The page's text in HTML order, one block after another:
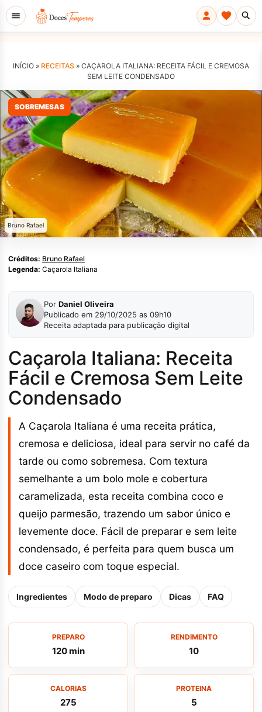
INÍCIO » RECEITAS » CAÇAROLA ITALIANA: RECEITA FÁCIL E CREMOSA
SEM LEITE CONDENSADO
SOBREMESAS
Bruno Rafael
Créditos: Bruno Rafael
Legenda: Caçarola Italiana
Por Daniel Oliveira
Publicado em 29/10/2025 as 09h10
Receita adaptada para publicação digital
Caçarola Italiana: Receita
Fácil e Cremosa Sem Leite
Condensado
A Caçarola Italiana é uma receita prática,
cremosa e deliciosa, ideal para servir no café da
tarde ou como sobremesa. Com textura
semelhante a um bolo mole e cobertura
caramelizada, esta receita combina coco e
queijo parmesão, trazendo um sabor único e
levemente doce. Fácil de preparar e sem leite
condensado, é perfeita para quem busca um
doce caseiro com toque especial.
Ingredientes Modo de preparo Dicas FAQ
PREPARO
120 min
RENDIMENTO
10
CALORIAS
275
PROTEINA
5